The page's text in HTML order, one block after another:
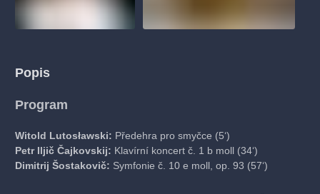
Popis
Program
Witold Lutosławski: Předehra pro smyčce (5‘)
Petr Iljič Čajkovskij: Klavírní koncert č. 1 b moll (34‘)
Dimitrij Šostakovič: Symfonie č. 10 e moll, op. 93 (57‘)